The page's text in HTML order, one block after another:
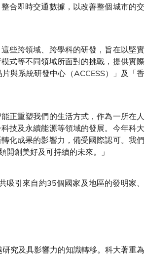
合即時交通數據，以改善整個城市的交
些跨領域、跨學科的研發，旨在以堅實
式等不同領域所面對的挑戰，提供實際
與系統研發中心（ACCESS）」及「香
正重塑我們的生活方式，作為一所在人
技及永續能源等領域的發展。今年科大
化成果的影響力，備受國際認可。我們
創美好及可持續的未來。」
引來自約35個國家及地區的發明家、
究及具影響力的知識轉移。科大著重為